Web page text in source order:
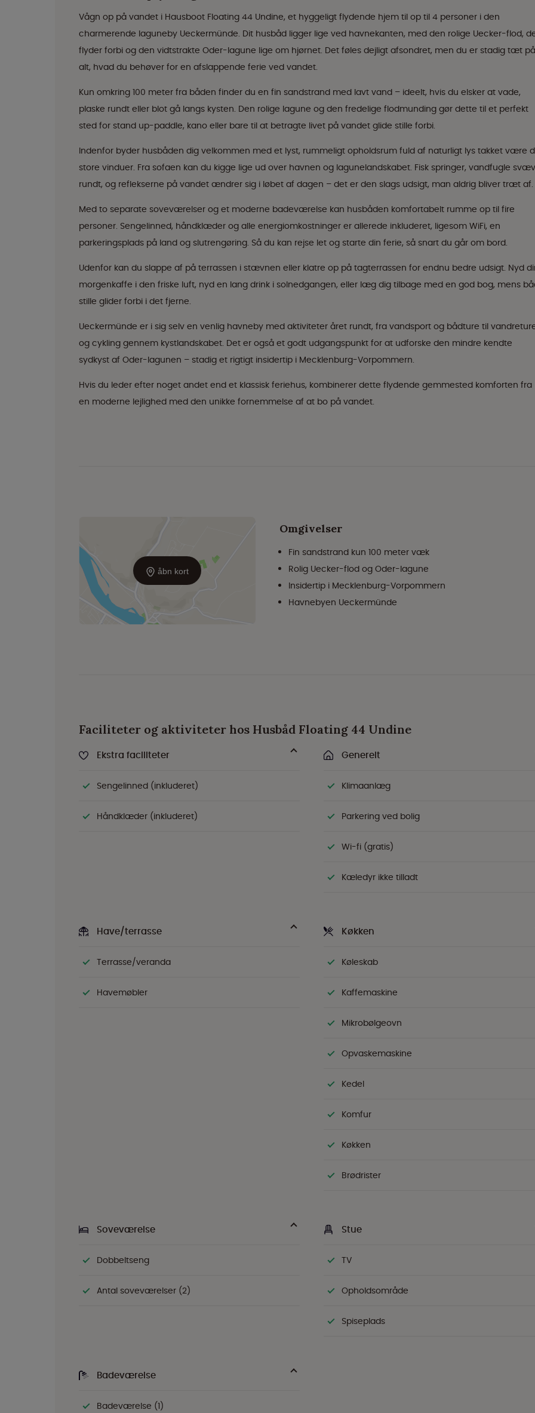
Vågn op på vandet i Hausboot Floating 44 Undine, et hyggeligt flydende hjem til op til 4 personer i den
charmerende laguneby Ueckermünde. Dit husbåd ligger lige ved havnekanten, med den rolige Uecker-flod,
flyder forbi og den vidtstrakte Oder-lagune lige om hjørnet. Det føles dejligt afsondret, men du er stadig tæt på
alt, hvad du behøver for en afslappende ferie ved vandet.
Kun omkring 100 meter fra båden finder du en fin sandstrand med lavt vand – ideelt, hvis du elsker at vade,
plaske rundt eller blot gå langs kysten. Den rolige lagune og den fredelige flodmunding gør dette til et perfekt
sted for stand up-paddle, kano eller bare til at betragte livet på vandet glide stille forbi.
Indenfor byder husbåden dig velkommen med et lyst, rummeligt opholdsrum fuld af naturligt lys takket være
store vinduer. Fra sofaen kan du kigge lige ud over havnen og lagunelandskabet. Fisk springer, vandfugle
rundt, og reflekserne på vandet ændrer sig i løbet af dagen – det er den slags udsigt, man aldrig bliver træt af.
Med to separate soveværelser og et moderne badeværelse kan husbåden komfortabelt rumme op til fire
personer. Sengelinned, håndklæder og alle energiomkostninger er allerede inkluderet, ligesom WiFi, en
parkeringsplads på land og slutrengøring. Så du kan rejse let og starte din ferie, så snart du går om bord.
Udenfor kan du slappe af på terrassen i stævnen eller klatre op på tagterrassen for endnu bedre udsigt. Nyd
morgenkaffe i den friske luft, nyd en lang drink i solnedgangen, eller læg dig tilbage med en god bog, mens
stille glider forbi i det fjerne.
Ueckermünde er i sig selv en venlig havneby med aktiviteter året rundt, fra vandsport og bådture til
og cykling gennem kystlandskabet. Det er også et godt udgangspunkt for at udforske den mindre kendte
sydkyst af Oder-lagunen – stadig et rigtigt insidertip i Mecklenburg-Vorpommern.
Hvis du leder efter noget andet end et klassisk feriehus, kombinerer dette flydende gemmested komforten fra
en moderne lejlighed med den unikke fornemmelse af at bo på vandet.
åbn kort
Omgivelser
Fin sandstrand kun 100 meter væk
Rolig Uecker-flod og Oder-lagune
Insidertip i Mecklenburg-Vorpommern
Havnebyen Ueckermünde
Faciliteter og aktiviteter hos Husbåd Floating 44 Undine
Ekstra faciliteter
Sengelinned (inkluderet)
Håndklæder (inkluderet)
Generelt
Klimaanlæg
Parkering ved bolig
Wi-fi (gratis)
Kæledyr ikke tilladt
Have/terrasse
Terrasse/veranda
Havemøbler
Køkken
Køleskab
Kaffemaskine
Mikrobølgeovn
Opvaskemaskine
Kedel
Komfur
Køkken
Brødrister
Soveværelse
Dobbeltseng
Antal soveværelser (2)
Stue
TV
Opholdsområde
Spiseplads
Badeværelse
Badeværelse (1)